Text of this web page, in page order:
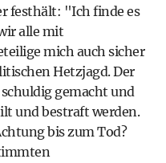
festhält: "Ich finde es
alle mit
mich auch sicher
Hetzjagd. Der
gemacht und
und bestraft werden.
bis zum Tod?